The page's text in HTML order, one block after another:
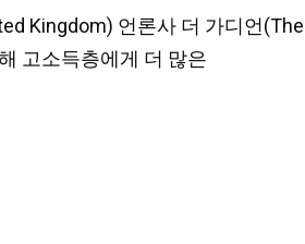
Kingdom) 언론사 더 가디언
고소득층에게 더 많은